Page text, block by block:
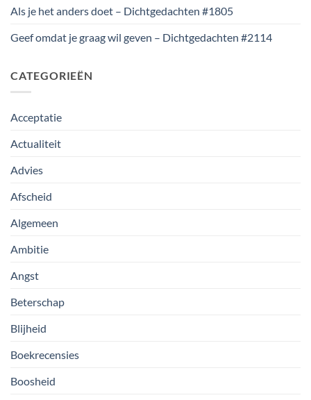
Als je het anders doet – Dichtgedachten #1805
Geef omdat je graag wil geven – Dichtgedachten #2114
CATEGORIEËN
Acceptatie
Actualiteit
Advies
Afscheid
Algemeen
Ambitie
Angst
Beterschap
Blijheid
Boekrecensies
Boosheid